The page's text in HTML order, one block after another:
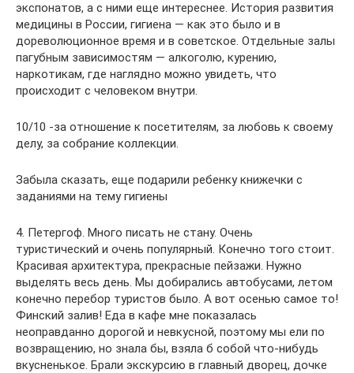
экспонатов, а с ними еще интереснее. История развития
медицины в России, гигиена — как это было и в
дореволюционное время и в советское. Отдельные залы
пагубным зависимостям — алкоголю, курению,
наркотикам, где наглядно можно увидеть, что
происходит с человеком внутри.
10/10 -за отношение к посетителям, за любовь к своему
делу, за собрание коллекции.
Забыла сказать, еще подарили ребенку книжечки с
заданиями на тему гигиены
4. Петергоф. Много писать не стану. Очень
туристический и очень популярный. Конечно того стоит.
Красивая архитектура, прекрасные пейзажи. Нужно
выделять весь день. Мы добирались автобусами, летом
конечно перебор туристов было. А вот осенью самое то!
Финский залив! Еда в кафе мне показалась
неоправданно дорогой и невкусной, поэтому мы ели по
возвращению, но знала бы, взяла б собой что-нибудь
вкусненькое. Брали экскурсию в главный дворец, дочке